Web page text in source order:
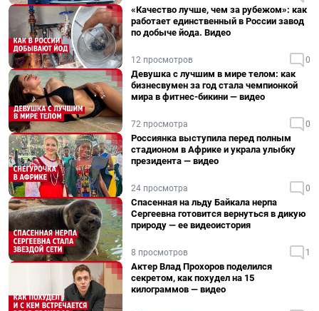
«Качество лучше, чем за рубежом»: как
работает единственный в России завод
по добыче йода. Видео
12 просмотров 0
Девушка с лучшим в мире телом: как
бизнесвумен за год стала чемпионкой
мира в фитнес-бикини — видео
72 просмотра 0
Россиянка выступила перед полным
стадионом в Африке и украла улыбку
президента — видео
24 просмотра 0
Спасенная на льду Байкала нерпа
Сергеевна готовится вернуться в дикую
природу — ее видеоистория
8 просмотров 1
Актер Влад Прохоров поделился
секретом, как похудел на 15
килограммов — видео